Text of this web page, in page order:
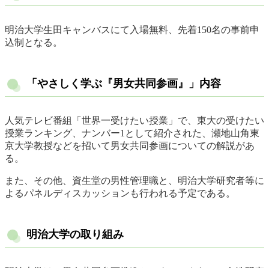
明治大学生田キャンバスにて入場無料、先着150名の事前申
込制となる。
「やさしく学ぶ『男女共同参画』」内容
人気テレビ番組「世界一受けたい授業」で、東大の受けたい
授業ランキング、ナンバー1として紹介された、瀬地山角東
京大学教授などを招いて男女共同参画についての解説があ
る。
また、その他、資生堂の男性管理職と、明治大学研究者等に
よるパネルディスカッションも行われる予定である。
明治大学の取り組み